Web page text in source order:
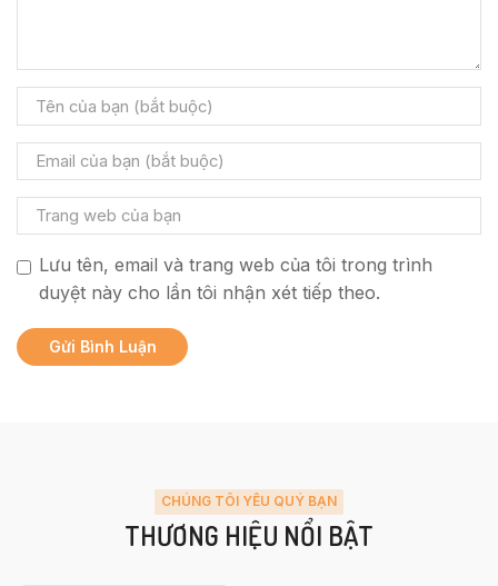
Lưu tên, email và trang web của tôi trong trình
duyệt này cho lần tôi nhận xét tiếp theo.
CHÚNG TÔI YÊU QUÝ BẠN
THƯƠNG HIỆU NỔI BẬT